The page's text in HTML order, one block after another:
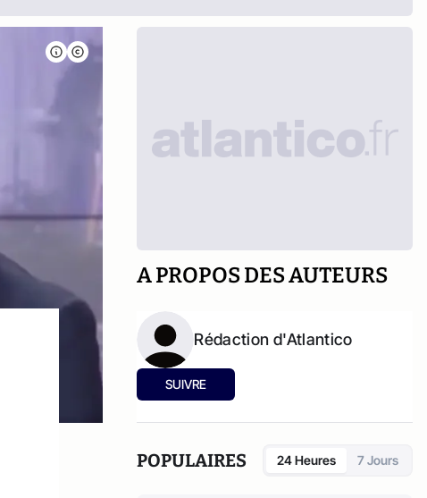
A PROPOS DES AUTEURS
Rédaction d'Atlantico
SUIVRE
POPULAIRES 24 Heures 7 Jours